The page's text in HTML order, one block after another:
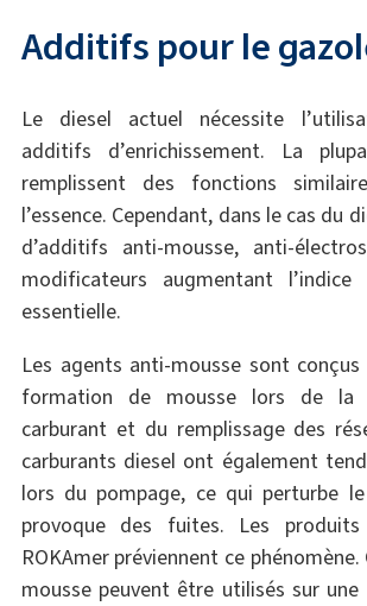
Additifs pour le
Le diesel actuel nécessite
additifs d’enrichissement. La
remplissent des fonctions
l’essence. Cependant, dans le cas du
d’additifs anti-mousse, anti-
modificateurs augmentant
essentielle.
Les agents anti-mousse sont
formation de mousse lors de la
carburant et du remplissage des
carburants diesel ont également
lors du pompage, ce qui perturbe
provoque des fuites. Les
ROKAmer préviennent ce
mousse peuvent être utilisés sur